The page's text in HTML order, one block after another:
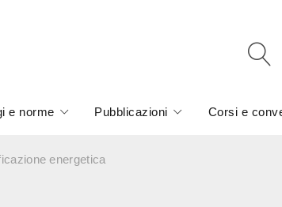
e norme Pubblicazioni Corsi e
energetica